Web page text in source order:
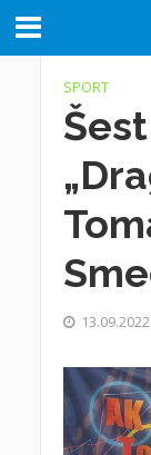
SPORT
13.09.2022.